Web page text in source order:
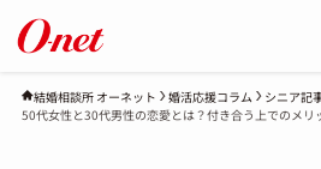
結婚相談所 オーネット 婚活応援コラム
シニア記
50代女性と30代男性の恋愛とは？付き合う上でのメリ